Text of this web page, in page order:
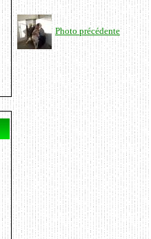
Photo précédente